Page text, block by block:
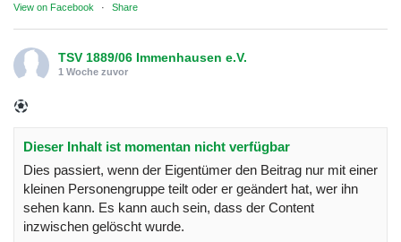
View on Facebook · Share
TSV 1889/06 Immenhausen e.V.
1 Woche zuvor
Dieser Inhalt ist momentan nicht verfügbar
Dies passiert, wenn der Eigentümer den Beitrag nur mit einer
kleinen Personengruppe teilt oder er geändert hat, wer ihn
sehen kann. Es kann auch sein, dass der Content
inzwischen gelöscht wurde.